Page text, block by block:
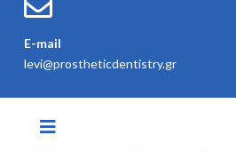
E-mail
levi@prostheticdentistry.gr